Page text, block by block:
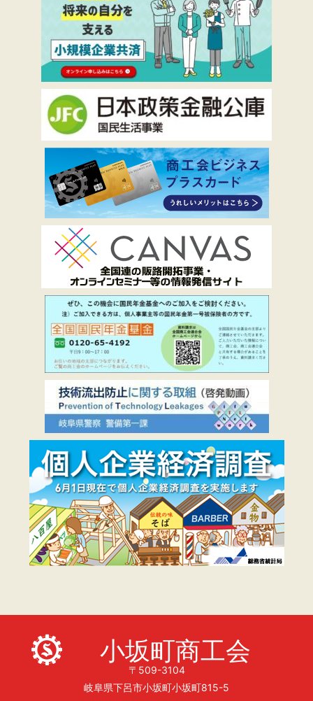
小坂町商工会
〒509-3104
岐阜県下呂市小坂町小坂町815-5